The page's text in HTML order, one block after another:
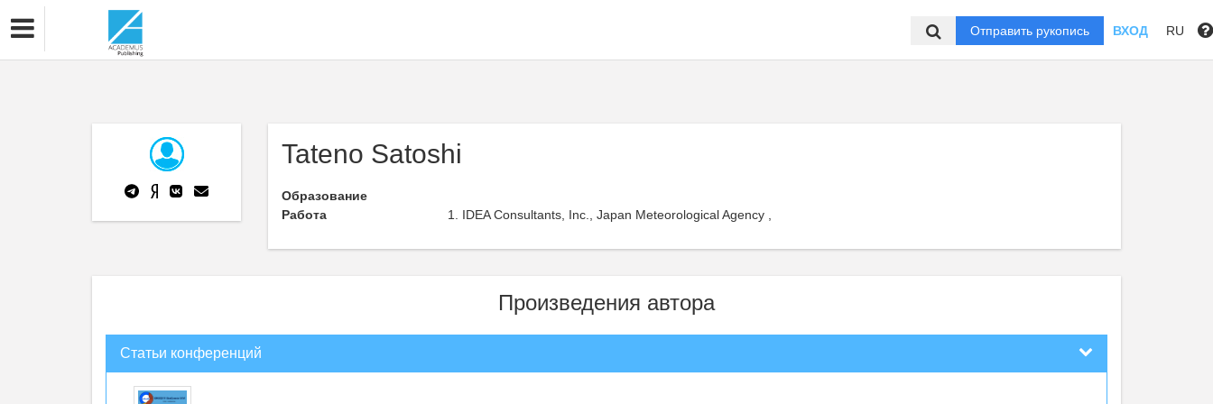
Отправить рукопись ВХОД RU
Tateno Satoshi
Образование
Работа
IDEA Consultants, Inc., Japan Meteorological Agency ,
Произведения автора
Статьи конференций